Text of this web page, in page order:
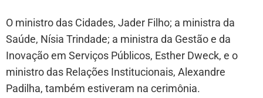
O ministro das Cidades, Jader Filho; a ministra da
Saúde, Nísia Trindade; a ministra da Gestão e da
Inovação em Serviços Públicos, Esther Dweck, e o
ministro das Relações Institucionais, Alexandre
Padilha, também estiveram na cerimônia.